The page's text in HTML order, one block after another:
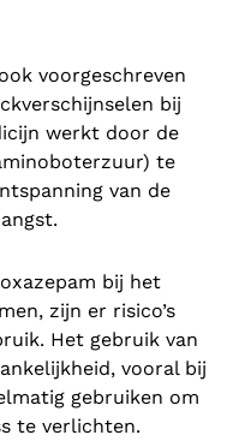
voorgeschreven
bij
werkt door de
te
van de
bij het
zijn er risico’s
Het gebruik van
vooral bij
gebruiken om
te verlichten.